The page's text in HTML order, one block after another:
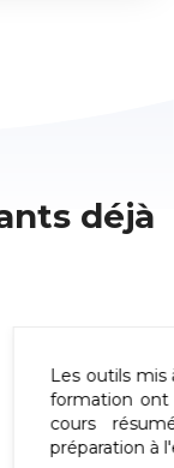
déjà
pendant ma
supports de
ma